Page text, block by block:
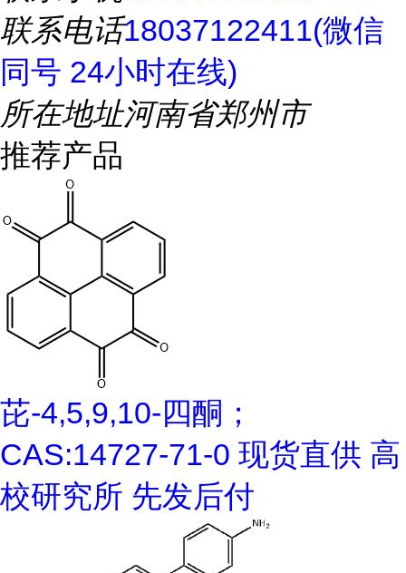
联系电话18037122411(微信
同号 24小时在线)
所在地址河南省郑州市
推荐产品
芘-4,5,9,10-四酮；
CAS:14727-71-0 现货直供 高
校研究所 先发后付